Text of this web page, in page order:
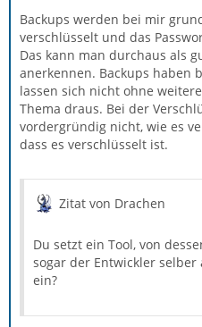
Backups werden bei mir
verschlüsselt und das
Das kann man durchaus als
anerkennen. Backups haben
lassen sich nicht ohne
Thema draus. Bei der
vordergründig nicht, wie es
dass es verschlüsselt ist.
Zitat von Drachen
Du setzt ein Tool, von
sogar der Entwickler
ein?